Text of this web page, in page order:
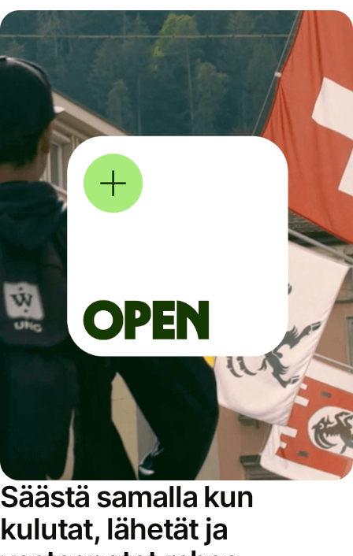
Säästä samalla kun
kulutat, lähetät ja